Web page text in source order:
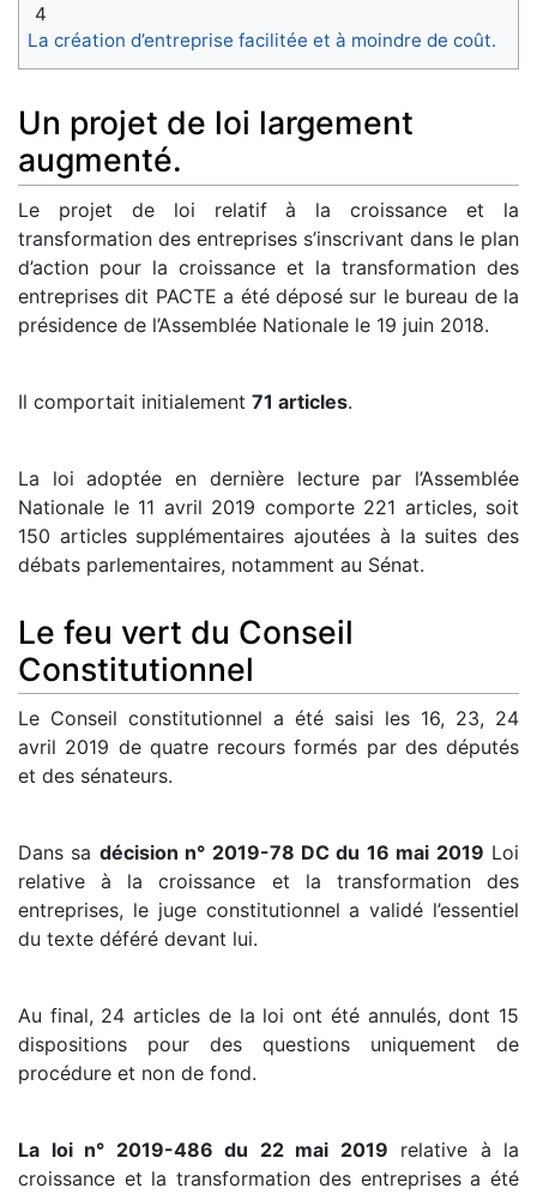
4
La création d’entreprise facilitée et à moindre de coût.
Un projet de loi largement
augmenté.
Le projet de loi relatif à la croissance et la
transformation des entreprises s’inscrivant dans le plan
d’action pour la croissance et la transformation des
entreprises dit PACTE a été déposé sur le bureau de la
présidence de l’Assemblée Nationale le 19 juin 2018.
Il comportait initialement 71 articles.
La loi adoptée en dernière lecture par l’Assemblée
Nationale le 11 avril 2019 comporte 221 articles, soit
150 articles supplémentaires ajoutées à la suites des
débats parlementaires, notamment au Sénat.
Le feu vert du Conseil
Constitutionnel
Le Conseil constitutionnel a été saisi les 16, 23, 24
avril 2019 de quatre recours formés par des députés
et des sénateurs.
Dans sa décision n° 2019-78 DC du 16 mai 2019 Loi
relative à la croissance et la transformation des
entreprises, le juge constitutionnel a validé l’essentiel
du texte déféré devant lui.
Au final, 24 articles de la loi ont été annulés, dont 15
dispositions pour des questions uniquement de
procédure et non de fond.
La loi n° 2019-486 du 22 mai 2019 relative à la
croissance et la transformation des entreprises a été